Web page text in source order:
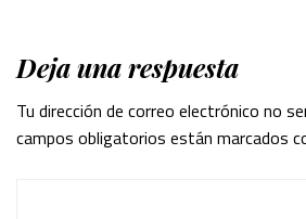
Deja una respuesta
Tu dirección de correo electrónico no
campos obligatorios están marcados